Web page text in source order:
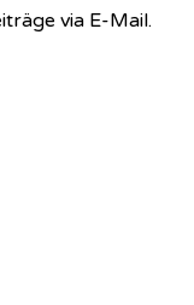
via E-Mail.